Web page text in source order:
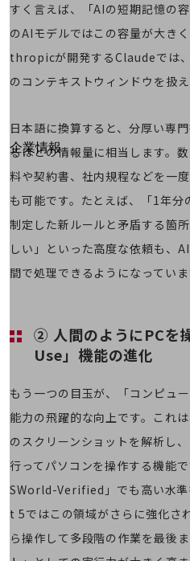
はじめての方へ
サービス・商品を探す
100回線以上のお問い合わせ・お見
別ウィンドウで開きます
企業情報
会社案内
会社案内TOP
組織
沿革
グループ会社
ニュースルーム
ニュースリリース
地域からの発表
重要なお知らせ
社外からの評価実績
すく言えば、「AIの短期記憶の
のAIモデルではこの容量が大き
thropicが開発するClaudeでは
のコンテキストウィンドウを扱
日本語に換算すると、分厚い専
るほどの情報量に相当します。
料や契約書、社内規程などを一
も可能です。たとえば、「1年
制定した新ルールと矛盾する箇
しい」といった高度な依頼も、
間で処理できるようになっていま
② 人間のようにPCを
Use」機能の進化
もう一つの目玉が、「コンピュ
能力の飛躍的な向上です。これ
のスクリーンショットを解析し
行ってパソコンを操作する機能
SWorld-Verified」でも高い水
t 5ではこの領域がさらに強化さ
ら操作して多段階の作業を最後